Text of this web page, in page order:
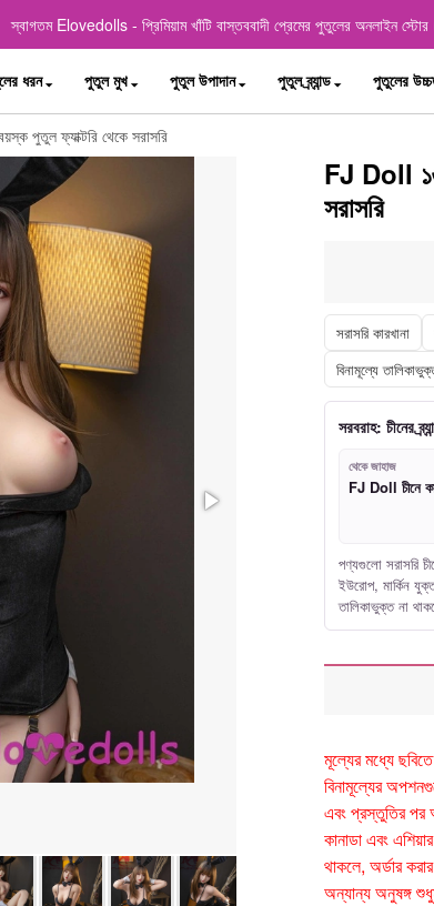
স্বাগতম Elovedolls - প্রিমিয়াম খাঁটি বাস্তববাদী প্রেমের পুতুলের অনলাইন স্টোর
ধরন পুতুল মুখ পুতুল উপাদান পুতুল ব্র্যান্ড পুতুলের
পুতুল ফ্যাক্টরি থেকে সরাসরি
FJ Doll
সরাসরি
সরাসরি কারখানা
বিনামূল্যে
সরবরাহ: চীনের
থেকে জাহাজ
FJ Doll চীনে
পণ্যগুলো সরাসরি
ইউরোপ, মার্কিন
তালিকাভুক্ত না
মূল্যের মধ্যে ছবিতে
বিনামূল্যের
এবং প্রস্তুতির পর
কানাডা এবং
থাকলে, অর্ডার
অন্যান্য অনুষঙ্গ